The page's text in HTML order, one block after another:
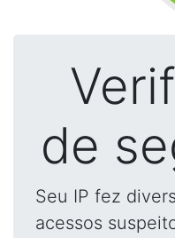
de
Seu IP fez
acessos